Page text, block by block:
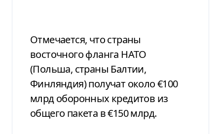
Отмечается, что страны
восточного фланга НАТО
(Польша, страны Балтии,
Финляндия) получат около €100
млрд оборонных кредитов из
общего пакета в €150 млрд.